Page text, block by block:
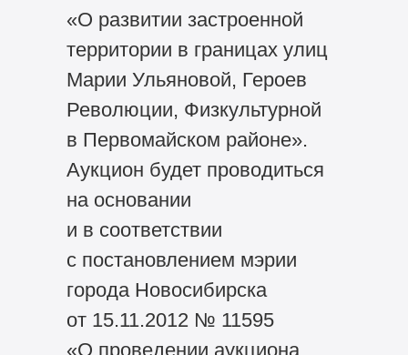
«О развитии застроенной
территории в границах улиц
Марии Ульяновой, Героев
Революции, Физкультурной
в Первомайском районе».
Аукцион будет проводиться
на основании
и в соответствии
с постановлением мэрии
города Новосибирска
от 15.11.2012 № 11595
«О проведении аукциона